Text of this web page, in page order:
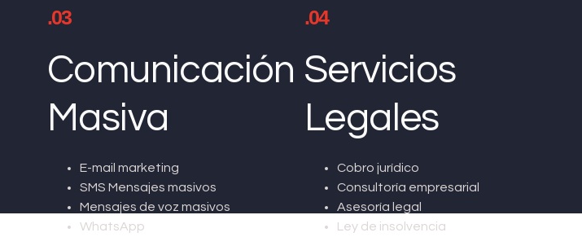
.03
Comunicación
Masiva
E-mail marketing
SMS Mensajes masivos
Mensajes de voz masivos
WhatsApp
.04
Servicios
Legales
Cobro jurídico
Consultoría empresarial
Asesoría legal
Ley de insolvencia